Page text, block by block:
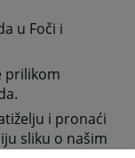
u Foči i
prilikom
i pronaći
sliku o našim